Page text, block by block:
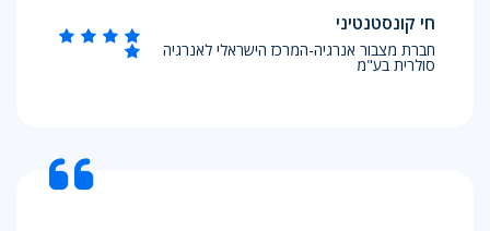
חי קונסטנטיני
חברת מצבור אנרגיה-המרכז הישראלי לאנרגיה
סולרית בע"מ